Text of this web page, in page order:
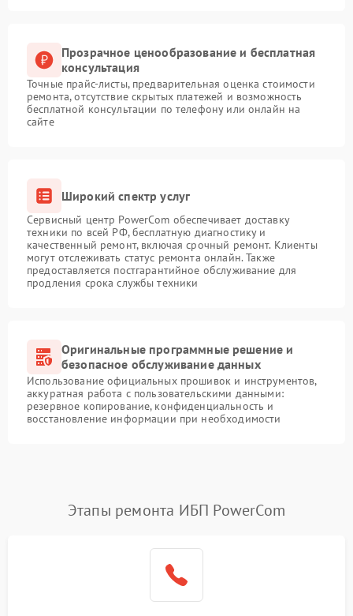
Прозрачное ценообразование и бесплатная
консультация
Точные прайс-листы, предварительная оценка стоимости
ремонта, отсутствие скрытых платежей и возможность
бесплатной консультации по телефону или онлайн на
сайте
Широкий спектр услуг
Сервисный центр PowerCom обеспечивает доставку
техники по всей РФ, бесплатную диагностику и
качественный ремонт, включая срочный ремонт. Клиенты
могут отслеживать статус ремонта онлайн. Также
предоставляется постгарантийное обслуживание для
продления срока службы техники
Оригинальные программные решение и
безопасное обслуживание данных
Использование официальных прошивок и инструментов,
аккуратная работа с пользовательскими данными:
резервное копирование, конфиденциальность и
восстановление информации при необходимости
Этапы ремонта ИБП PowerCom